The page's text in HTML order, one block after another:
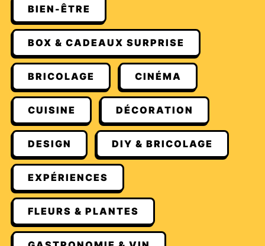
BIEN-ÊTRE
BOX & CADEAUX SURPRISE
BRICOLAGE CINÉMA
CUISINE DÉCORATION
DESIGN DIY & BRICOLAGE
EXPÉRIENCES
FLEURS & PLANTES